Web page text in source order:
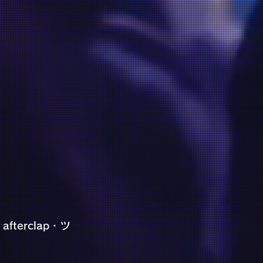
afterclap・ツ